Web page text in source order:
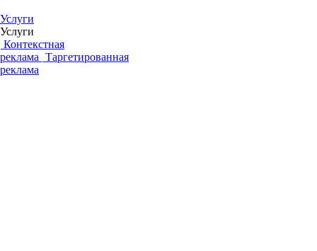
Услуги
Услуги
Контекстная
реклама Таргетированная
реклама